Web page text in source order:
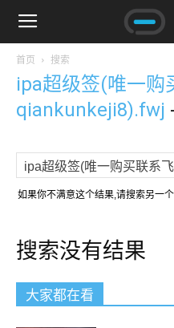
首页 搜索
ipa超级签(唯一购
qiankunkeji8).fwj
如果你不满意这个结果,请搜索另一个
搜索没有结果
大家都在看